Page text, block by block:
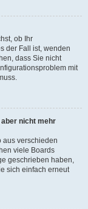
ob Ihr
der Fall ist, wenden
dass Sie nicht
mit
nicht mehr
aus verschieden
viele Boards
geschrieben haben,
sich einfach erneut